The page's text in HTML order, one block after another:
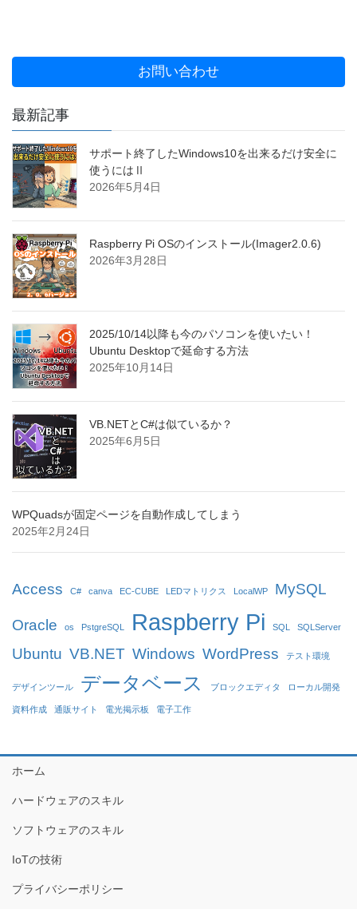
お問い合わせ
最新記事
サポート終了したWindows10を出来るだけ安全に
使うにはⅡ
2026年5月4日
Raspberry Pi OSのインストール(Imager2.0.6)
2026年3月28日
2025/10/14以降も今のパソコンを使いたい！
Ubuntu Desktopで延命する方法
2025年10月14日
VB.NETとC#は似ているか？
2025年6月5日
WPQuadsが固定ページを自動作成してしまう
2025年2月24日
Access C# canva EC-CUBE LEDマトリクス LocalWP MySQL
Oracle os PstgreSQL Raspberry Pi SQL SQLServer
Ubuntu VB.NET Windows WordPress テスト環境
デザインツール データベース ブロックエディタ ローカル開発
資料作成 通販サイト 電光掲示板 電子工作
ホーム
ハードウェアのスキル
ソフトウェアのスキル
IoTの技術
プライバシーポリシー